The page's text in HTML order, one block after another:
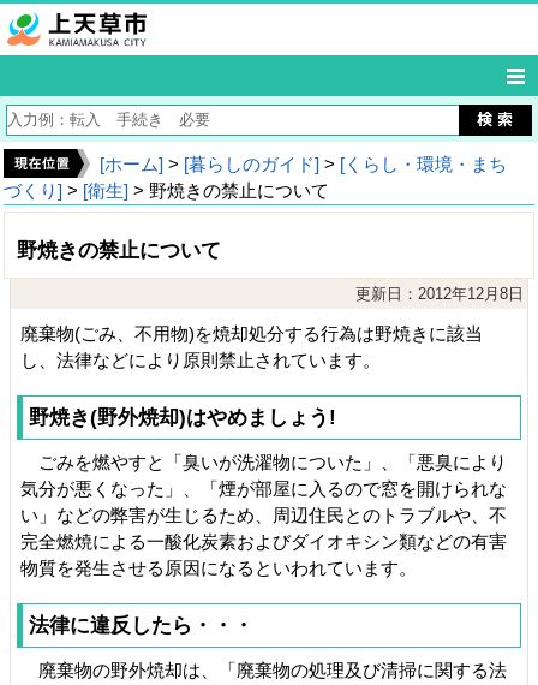
[ホーム] > [暮らしのガイド] > [くらし・環境・まち
づくり] > [衛生] > 野焼きの禁止について
野焼きの禁止について
更新日：2012年12月8日
廃棄物(ごみ、不用物)を焼却処分する行為は野焼きに該当
し、法律などにより原則禁止されています。
野焼き(野外焼却)はやめましょう!
ごみを燃やすと「臭いが洗濯物についた」、「悪臭により
気分が悪くなった」、「煙が部屋に入るので窓を開けられな
い」などの弊害が生じるため、周辺住民とのトラブルや、不
完全燃焼による一酸化炭素およびダイオキシン類などの有害
物質を発生させる原因になるといわれています。
法律に違反したら・・・
廃棄物の野外焼却は、「廃棄物の処理及び清掃に関する法